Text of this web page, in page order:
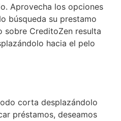
Aprovecha los opciones
búsqueda su prestamo
sobre CreditoZen resulta
hacia el pelo
corta desplazándolo
préstamos, deseamos